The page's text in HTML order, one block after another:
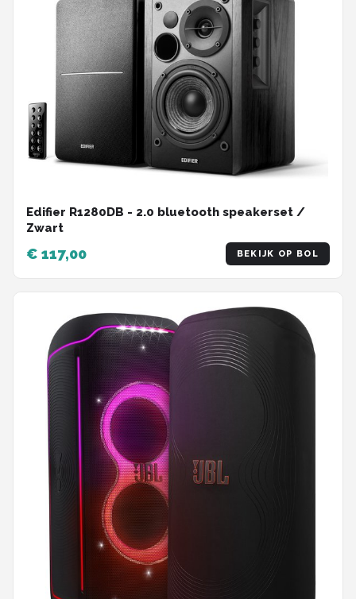
Edifier R1280DB - 2.0 bluetooth speakerset /
Zwart
€ 117,00 BEKIJK OP BOL